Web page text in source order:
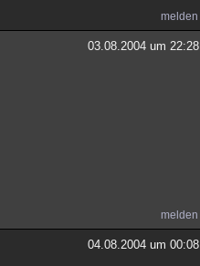
melden
03.08.2004 um 22:28
melden
04.08.2004 um 00:08